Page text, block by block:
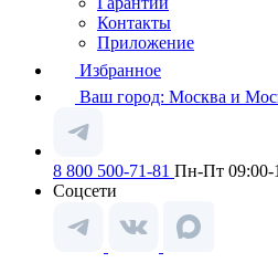
Контакты
Приложение
Избранное
Ваш город: Москва и
8 800 500-71-81 Пн-Пт 09:00-
Соцсети